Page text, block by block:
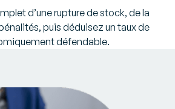
d’une rupture de stock, de la
puis déduisez un taux de
défendable.